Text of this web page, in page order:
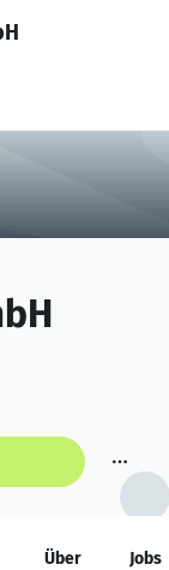
Über Jobs